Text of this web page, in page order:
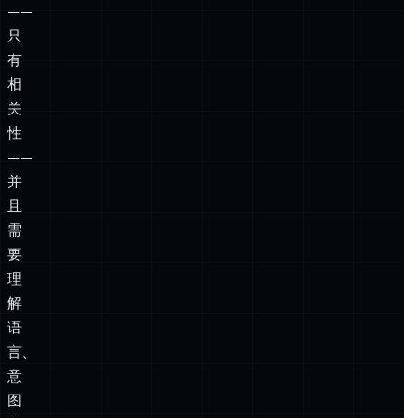
有
正
确
答
案
——
只
有
相
关
性
——
并
且
需
要
理